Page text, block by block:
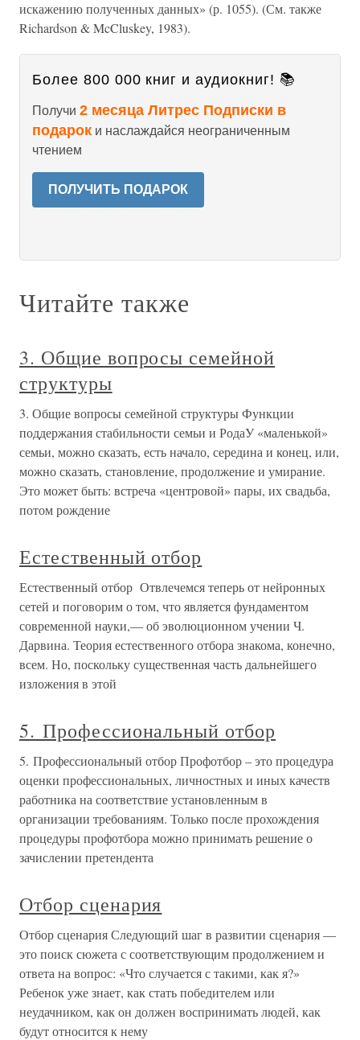
искажению полученных данных» (р. 1055). (См. также
Richardson & McCluskey, 1983).
Более 800 000 книг и аудиокниг! 📚
Получи 2 месяца Литрес Подписки в
подарок и наслаждайся неограниченным
чтением
ПОЛУЧИТЬ ПОДАРОК
Читайте также
3. Общие вопросы семейной
структуры
3. Общие вопросы семейной структуры Функции
поддержания стабильности семьи и РодаУ «маленькой»
семьи, можно сказать, есть начало, середина и конец, или,
можно сказать, становление, продолжение и умирание.
Это может быть: встреча «центровой» пары, их свадьба,
потом рождение
Естественный отбор
Естественный отбор Отвлечемся теперь от нейронных
сетей и поговорим о том, что является фундаментом
современной науки,— об эволюционном учении Ч.
Дарвина. Теория естественного отбора знакома, конечно,
всем. Но, поскольку существенная часть дальнейшего
изложения в этой
5. Профессиональный отбор
5. Профессиональный отбор Профотбор – это процедура
оценки профессиональных, личностных и иных качеств
работника на соответствие установленным в
организации требованиям. Только после прохождения
процедуры профотбора можно принимать решение о
зачислении претендента
Отбор сценария
Отбор сценария Следующий шаг в развитии сценария —
это поиск сюжета с соответствующим продолжением и
ответа на вопрос: «Что случается с такими, как я?»
Ребенок уже знает, как стать победителем или
неудачником, как он должен воспринимать людей, как
будут относится к нему